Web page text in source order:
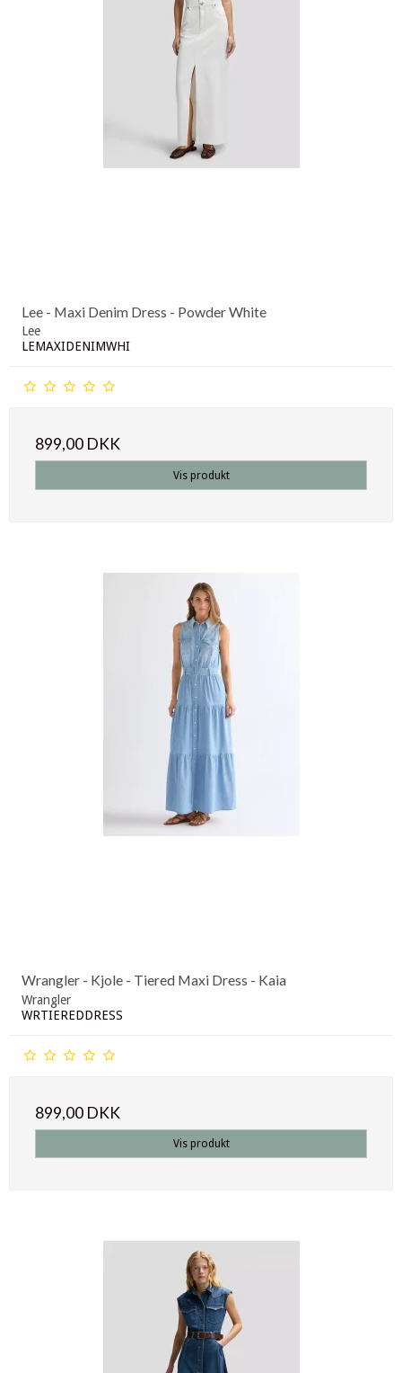
Lee - Maxi Denim Dress - Powder White
Lee
LEMAXIDENIMWHI
899,00 DKK
Vis produkt
Wrangler - Kjole - Tiered Maxi Dress - Kaia
Wrangler
WRTIEREDDRESS
899,00 DKK
Vis produkt